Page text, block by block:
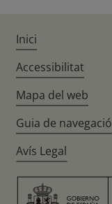
Inici
Accessibilitat
Mapa del web
Guia de navegació
Avís Legal